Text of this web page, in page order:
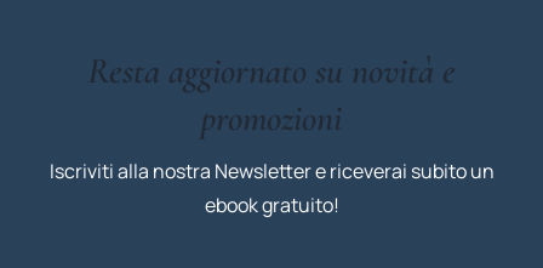
Resta aggiornato su novità e
promozioni
Iscriviti alla nostra Newsletter e riceverai subito un
ebook gratuito!